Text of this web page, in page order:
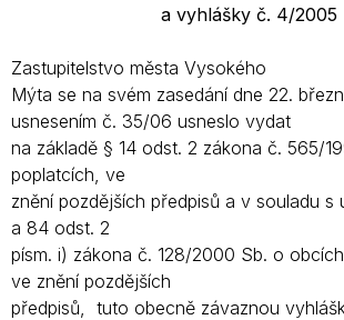
a vyhlášky č. 4/2005
Zastupitelstvo města Vysokého
Mýta se na svém zasedání dne 22.
usnesením č. 35/06 usneslo vydat
na základě § 14 odst. 2 zákona č. 565/
poplatcích, ve
znění pozdějších předpisů a v souladu s
a 84 odst. 2
písm. i) zákona č. 128/2000 Sb. o
ve znění pozdějších
předpisů, tuto obecně závaznou